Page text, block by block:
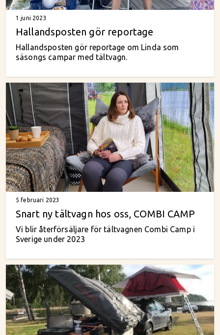
1 juni 2023
Hallandsposten gör reportage
Hallandsposten gör reportage om Linda som
säsongs campar med tältvagn.
5 februari 2023
Snart ny tältvagn hos oss, COMBI CAMP
Vi blir återförsäljare för tältvagnen Combi Camp i
Sverige under 2023